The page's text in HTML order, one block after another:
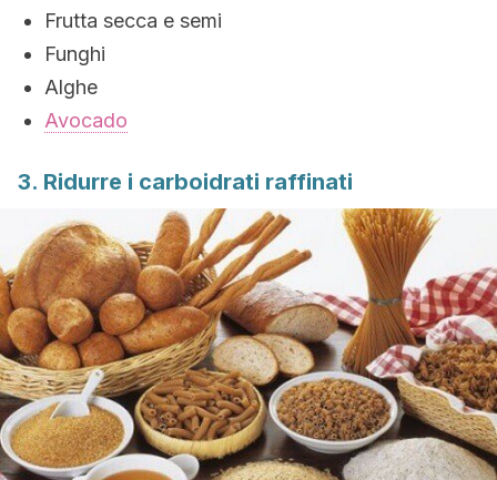
Frutta secca e semi
Funghi
Alghe
Avocado
3. Ridurre i carboidrati raffinati